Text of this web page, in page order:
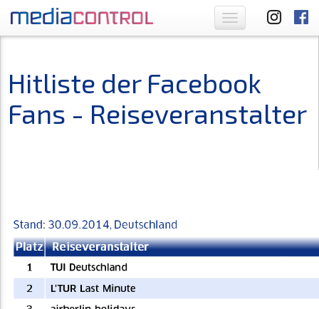
Toggle
navigation
Hitliste der Facebook
Fans - Reiseveranstalter